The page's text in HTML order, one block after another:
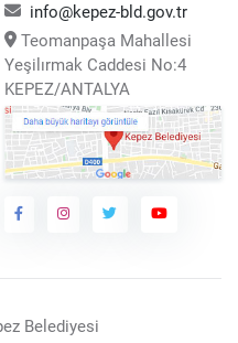
info@kepez-bld.gov.tr
Teomanpaşa Mahallesi
Yeşilırmak Caddesi No:4
KEPEZ/ANTALYA
Belediyesi